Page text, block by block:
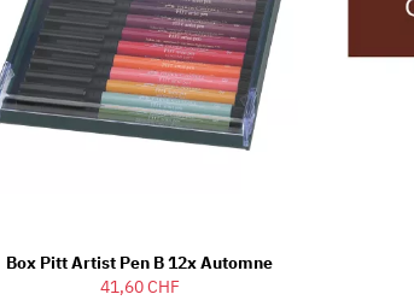
Box Pitt Artist Pen B 12x Automne
41,60 CHF